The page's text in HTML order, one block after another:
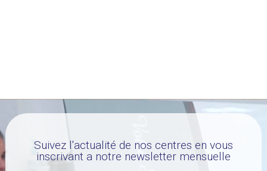
Suivez l'actualité de nos centres en vous
inscrivant a notre newsletter mensuelle